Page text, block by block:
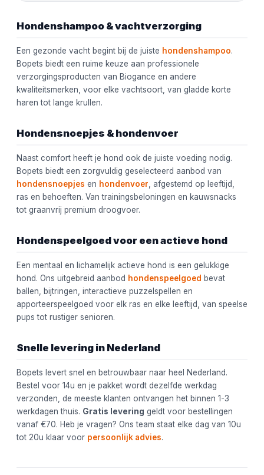
Hondenshampoo & vachtverzorging
Een gezonde vacht begint bij de juiste hondenshampoo.
Bopets biedt een ruime keuze aan professionele
verzorgingsproducten van Biogance en andere
kwaliteitsmerken, voor elke vachtsoort, van gladde korte
haren tot lange krullen.
Hondensnoepjes & hondenvoer
Naast comfort heeft je hond ook de juiste voeding nodig.
Bopets biedt een zorgvuldig geselecteerd aanbod van
hondensnoepjes en hondenvoer , afgestemd op leeftijd,
ras en behoeften. Van trainingsbeloningen en kauwsnacks
tot graanvrij premium droogvoer.
Hondenspeelgoed voor een actieve hond
Een mentaal en lichamelijk actieve hond is een gelukkige
hond. Ons uitgebreid aanbod hondenspeelgoed bevat
ballen, bijtringen, interactieve puzzelspellen en
apporteerspeelgoed voor elk ras en elke leeftijd, van speelse
pups tot rustiger senioren.
Snelle levering in Nederland
Bopets levert snel en betrouwbaar naar heel Nederland.
Bestel voor 14u en je pakket wordt dezelfde werkdag
verzonden, de meeste klanten ontvangen het binnen 1-3
werkdagen thuis. Gratis levering geldt voor bestellingen
vanaf €70. Heb je vragen? Ons team staat elke dag van 10u
tot 20u klaar voor persoonlijk advies.